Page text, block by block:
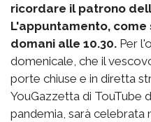
ricordare il patrono
L'appuntamento, come
domani alle 10.30. Per
domenicale, che il
porte chiuse e in diretta
YouGazzetta di TouTube
pandemia, sarà celebrata